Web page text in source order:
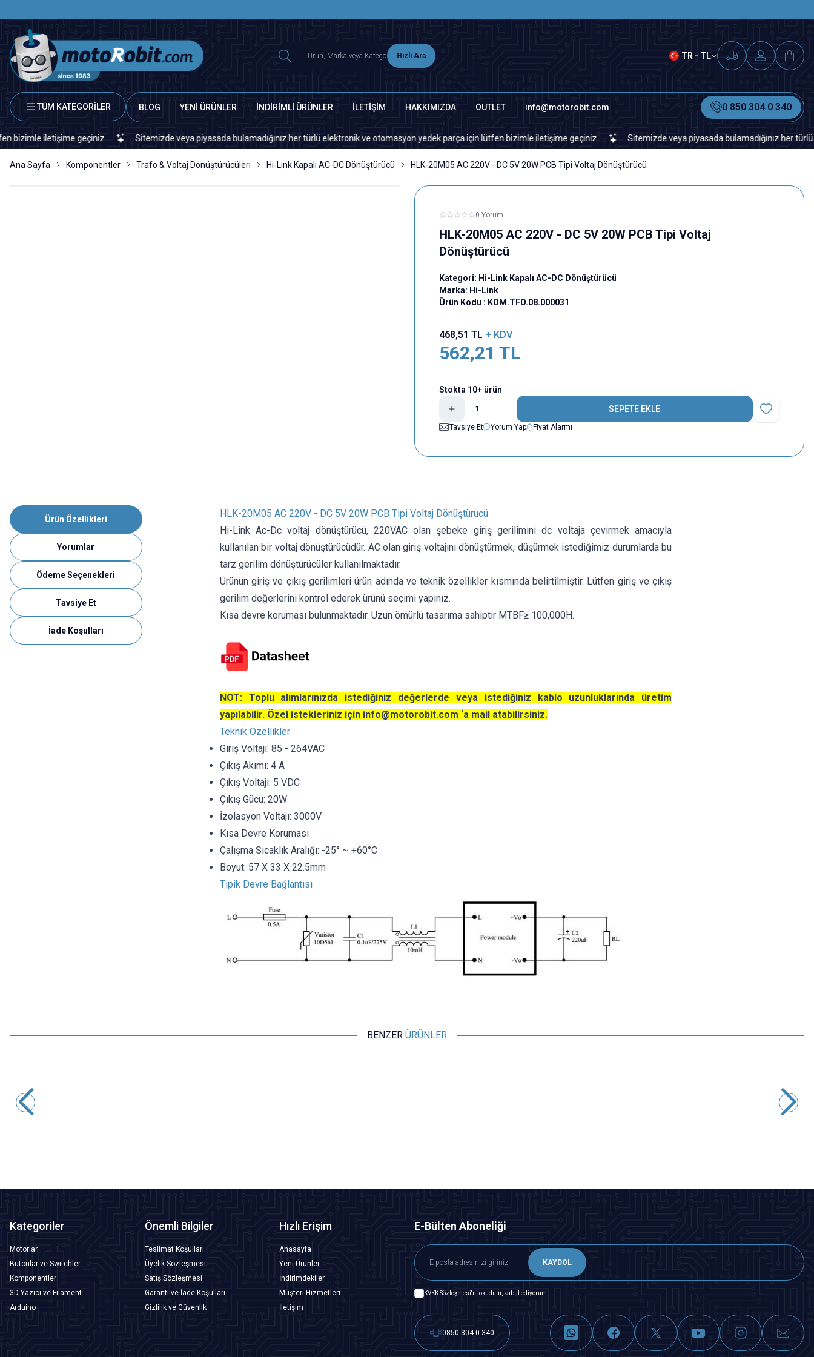
Hızlı Ara TR - TL
TÜM KATEGORİLER BLOG YENİ ÜRÜNLER İNDİRİMLİ ÜRÜNLER İLETİŞİM HAKKIMIZDA OUTLET info@motorobit.com 0 850 304 0 340
iletişime geçiniz. Sitemizde veya piyasada bulamadığınız her türlü elektronik ve otomasyon yedek parça için lütfen bizimle iletişime geçiniz. Sitemizde veya piyasada bulamadığınız her türlü
Ana Sayfa Komponentler Trafo & Voltaj Dönüştürücüleri Hi-Link Kapalı AC-DC Dönüştürücü HLK-20M05 AC 220V - DC 5V 20W PCB Tipi Voltaj Dönüştürücü
0 Yorum
HLK-20M05 AC 220V - DC 5V 20W PCB Tipi Voltaj
Dönüştürücü
Kategori: Hi-Link Kapalı AC-DC Dönüştürücü
Marka: Hi-Link
Ürün Kodu : KOM.TFO.08.000031
468,51 TL + KDV
562,21 TL
Stokta 10+ ürün
SEPETE EKLE
Favoriye Ekle
Tavsiye Et
Yorum Yap Fiyat Alarmı
Ürün Özellikleri
Yorumlar
Ödeme Seçenekleri
Tavsiye Et
İade Koşulları
HLK-20M05 AC 220V - DC 5V 20W PCB Tipi Voltaj Dönüştürücü
Hi-Link Ac-Dc voltaj dönüştürücü, 220VAC olan şebeke giriş gerilimini dc voltaja çevirmek amacıyla
kullanılan bir voltaj dönüştürücüdür. AC olan giriş voltajını dönüştürmek, düşürmek istediğimiz durumlarda bu
tarz gerilim dönüştürücüler kullanılmaktadır.
Ürünün giriş ve çıkış gerilimleri ürün adında ve teknik özellikler kısmında belirtilmiştir. Lütfen giriş ve çıkış
gerilim değerlerini kontrol ederek ürünü seçimi yapınız.
Kısa devre koruması bulunmaktadır. Uzun ömürlü tasarıma sahiptir MTBF≥ 100,000H.
NOT: Toplu alımlarınızda istediğiniz değerlerde veya istediğiniz kablo uzunluklarında üretim
yapılabilir. Özel istekleriniz için info@motorobit.com ‘a mail atabilirsiniz.
Teknik Özellikler
Giriş Voltajı: 85 - 264VAC
Çıkış Akımı: 4 A
Çıkış Voltajı: 5 VDC
Çıkış Gücü: 20W
İzolasyon Voltajı: 3000V
Kısa Devre Koruması
Çalışma Sıcaklık Aralığı: -25° ~ +60°C
Boyut: 57 X 33 X 22.5mm
Tipik Devre Bağlantısı
BENZER ÜRÜNLER
Kategoriler
Motorlar
Butonlar ve Switchler
Komponentler
3D Yazıcı ve Filament
Arduino
Önemli Bilgiler
Teslimat Koşulları
Üyelik Sözleşmesi
Satış Sözleşmesi
Garanti ve İade Koşulları
Gizlilik ve Güvenlik
Hızlı Erişim
Anasayfa
Yeni Ürünler
İndirimdekiler
Müşteri Hizmetleri
İletişim
E-Bülten Aboneliği
KAYDOL
KVKK Sözleşmesi'ni okudum, kabul ediyorum.
0850 304 0 340